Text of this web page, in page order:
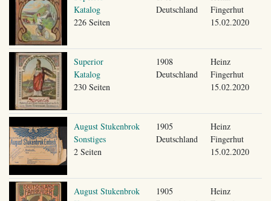
Katalog
226 Seiten
Deutschland
Fingerhut
15.02.2020
Superior
Katalog
230 Seiten
1908
Deutschland
Heinz
Fingerhut
15.02.2020
August Stukenbrok
Sonstiges
2 Seiten
1905
Deutschland
Heinz
Fingerhut
15.02.2020
August Stukenbrok
1905
Heinz